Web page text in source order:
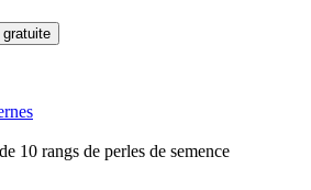
gratuite
10 rangs de perles de semence